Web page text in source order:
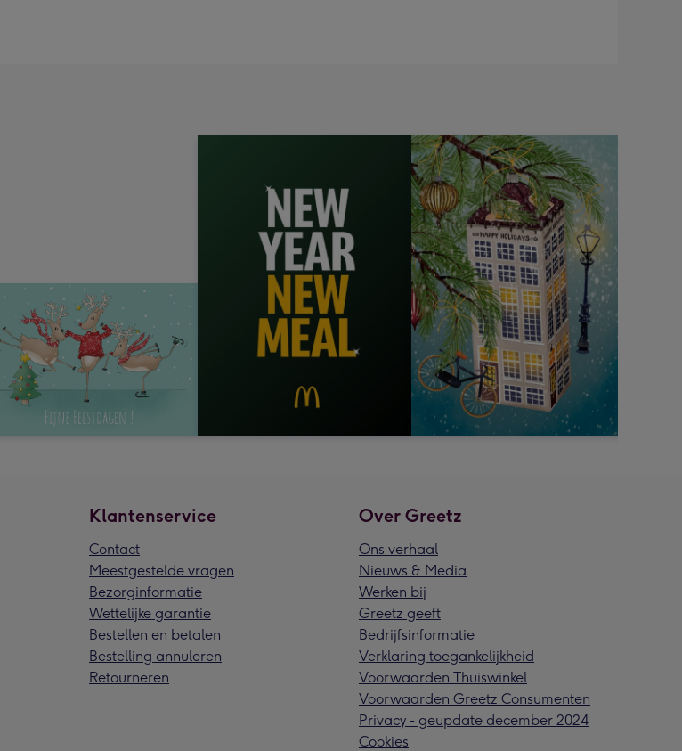
Klantenservice
Contact
Meestgestelde vragen
Bezorginformatie
Wettelijke garantie
Bestellen en betalen
Bestelling annuleren
Retourneren
Over Greetz
Ons verhaal
Nieuws & Media
Werken bij
Greetz geeft
Bedrijfsinformatie
Verklaring toegankelijkheid
Voorwaarden Thuiswinkel
Voorwaarden Greetz Consumenten
Privacy - geupdate december 2024
Cookies